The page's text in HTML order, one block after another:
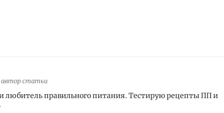
статьи
любитель правильного питания. Тестирую рецепты ПП и